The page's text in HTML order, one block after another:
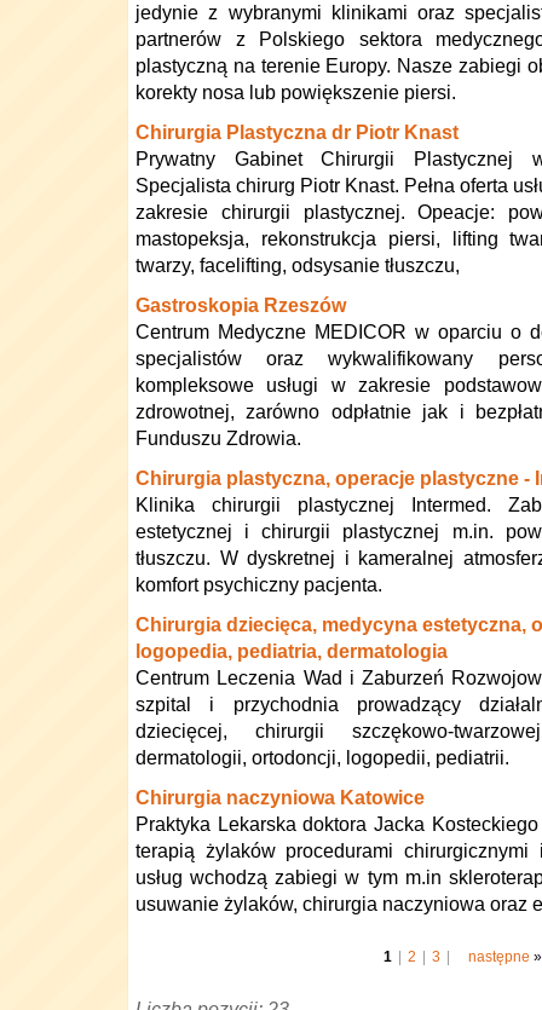
jedynie z wybranymi klinikami oraz
partnerów z Polskiego sektora
plastyczną na terenie Europy. Nasze zabiegi
korekty nosa lub powiększenie piersi.
Chirurgia Plastyczna dr Piotr Knast
Prywatny Gabinet Chirurgii Plastycznej
Specjalista chirurg Piotr Knast. Pełna oferta
zakresie chirurgii plastycznej. Opeacje:
mastopeksja, rekonstrukcja piersi, lifting
twarzy, facelifting, odsysanie tłuszczu,
Gastroskopia Rzeszów
Centrum Medyczne MEDICOR w oparciu o
specjalistów oraz wykwalifikowany
kompleksowe usługi w zakresie
zdrowotnej, zarówno odpłatnie jak i
Funduszu Zdrowia.
Chirurgia plastyczna, operacje plastyczne -
Klinika chirurgii plastycznej Intermed.
estetycznej i chirurgii plastycznej m.in.
tłuszczu. W dyskretnej i kameralnej
komfort psychiczny pacjenta.
Chirurgia dziecięca, medycyna estetyczna,
logopedia, pediatria, dermatologia
Centrum Leczenia Wad i Zaburzeń
szpital i przychodnia prowadzący
dziecięcej, chirurgii szczękowo-
dermatologii, ortodoncji, logopedii, pediatrii.
Chirurgia naczyniowa Katowice
Praktyka Lekarska doktora Jacka
terapią żylaków procedurami
usług wchodzą zabiegi w tym m.in
usuwanie żylaków, chirurgia naczyniowa oraz
1 2 3 następne »